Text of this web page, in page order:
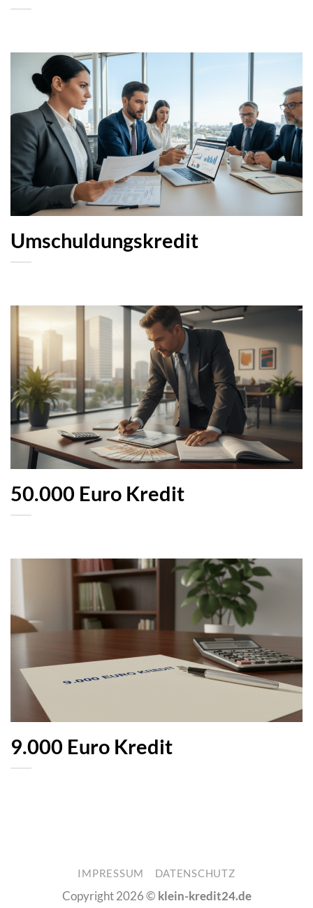
Umschuldungskredit
50.000 Euro Kredit
9.000 Euro Kredit
IMPRESSUM DATENSCHUTZ
Copyright 2026 © klein-kredit24.de